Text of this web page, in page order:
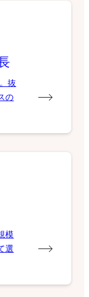
抜
の
模
選